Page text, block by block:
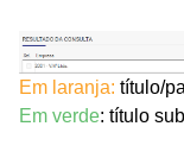
Em laranja: título/
Em verde: título